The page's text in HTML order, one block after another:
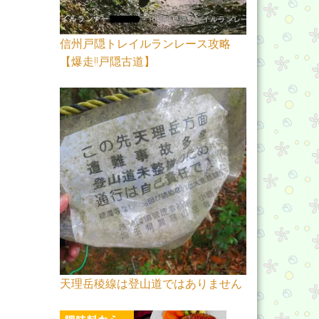
信州戸隠トレイルランレース攻略
【爆走!!戸隠古道】
天理岳稜線は登山道ではありません